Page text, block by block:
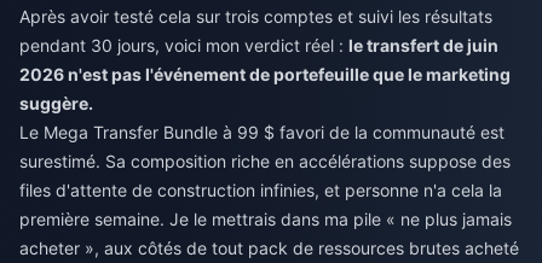
Après avoir testé cela sur trois comptes et suivi les résultats
pendant 30 jours, voici mon verdict réel : le transfert de juin
2026 n'est pas l'événement de portefeuille que le marketing
suggère.
Le Mega Transfer Bundle à 99 $ favori de la communauté est
surestimé. Sa composition riche en accélérations suppose des
files d'attente de construction infinies, et personne n'a cela la
première semaine. Je le mettrais dans ma pile « ne plus jamais
acheter », aux côtés de tout pack de ressources brutes acheté